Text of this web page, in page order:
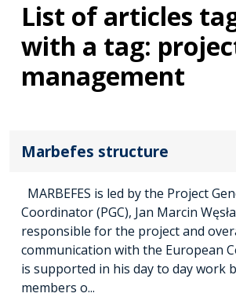
List of articles
with a tag:
management
Marbefes structure
MARBEFES is led by the Project
Coordinator (PGC), Jan Marcin
responsible for the project and
communication with the European
is supported in his day to day work
members o...